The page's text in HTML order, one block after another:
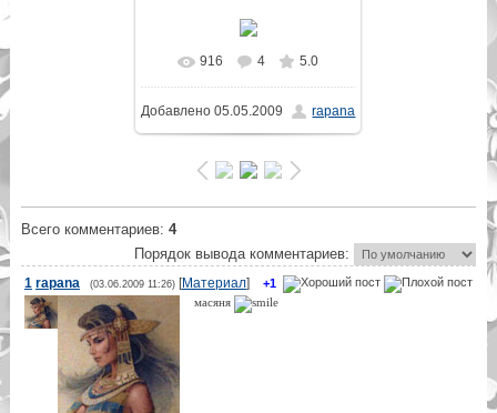
916 4 5.0
Добавлено 05.05.2009 rapana
Всего комментариев: 4
Порядок вывода комментариев:
+1
1 rapana (03.06.2009 11:26)[Материал]
масяня